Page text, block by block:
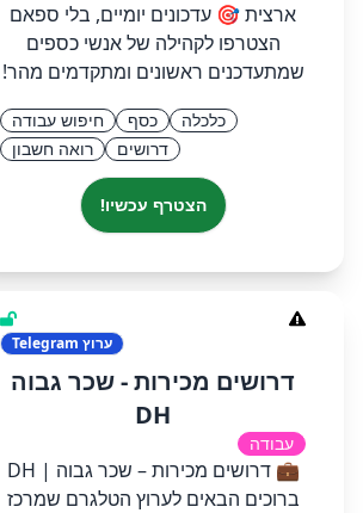
ארצית 🎯 עדכונים יומיים, בלי ספאם
הצטרפו לקהילה של אנשי כספים
שמתעדכנים ראשונים ומתקדמים מהר!
כלכלה כסף
חיפוש עבודה
דרושים
רואה חשבון
הצטרף עכשיו!
ערוץ
דרושים מכירות - שכר גבוה
DH
עבודה
💼 דרושים מכירות – שכר גבוה | DH
ברוכים הבאים לערוץ הטלגרם שמרכז